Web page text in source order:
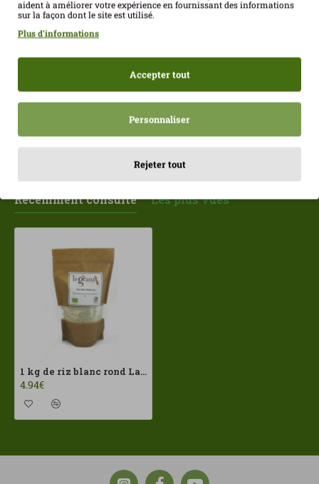
Grana ECO
Grana ECO
7.87€
Récemment consulté Les plus vues
1 kg de riz blanc rond La Grana ECO
4.94€
aident à améliorer votre expérience en fournissant des informations
sur la façon dont le site est utilisé.
Plus d'informations
Accepter tout
Personnaliser
Rejeter tout